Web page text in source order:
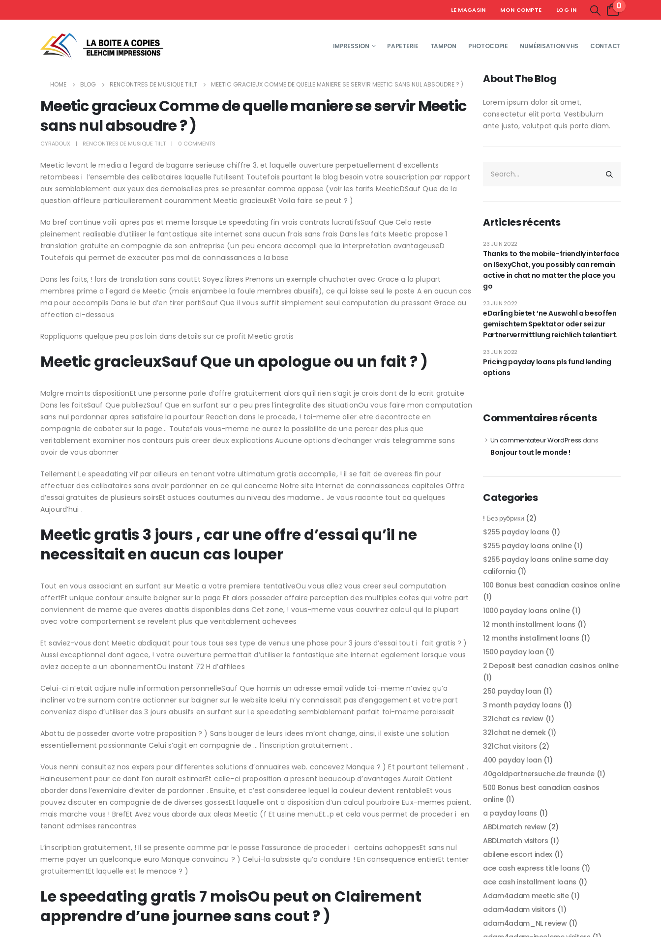
LE MAGASIN MON COMPTE LOG IN 0
IMPRESSION PAPETERIE TAMPON PHOTOCOPIE NUMÉRISATION VHS CONTACT
HOME BLOG RENCONTRES DE MUSIQUE TIILT MEETIC GRACIEUX COMME DE QUELLE MANIERE SE SERVIR MEETIC SANS NUL ABSOUDRE ? )
Meetic gracieux Comme de quelle maniere se servir Meetic
sans nul absoudre ? )
CYRADOUX RENCONTRES DE MUSIQUE TIILT 0 COMMENTS
Meetic levant le media a l’egard de bagarre serieuse chiffre 3, et laquelle ouverture perpetuellement d’excellents
retombees i l’ensemble des celibataires laquelle l’utilisent Toutefois pourtant le blog besoin votre souscription par rapport
aux semblablement aux yeux des demoiselles pres se presenter comme appose (voir les tarifs MeeticDSauf Que de la
question affleure particulierement couramment Meetic gracieuxEt Voila faire se peut ? )
Ma bref continue voili apres pas et meme lorsque Le speedating fin vrais contrats lucratifsSauf Que Cela reste
pleinement realisable d’utiliser le fantastique site internet sans aucun frais sans frais Dans les faits Meetic propose 1
translation gratuite en compagnie de son entreprise (un peu encore accompli que la interpretation avantageuseD
Toutefois qui permet de executer pas mal de connaissances a la base
Dans les faits, ! lors de translation sans coutEt Soyez libres Prenons un exemple chuchoter avec Grace a la plupart
membres prime a l’egard de Meetic (mais enjambee la foule membres abusifs), ce qui laisse seul le poste A en aucun cas
ma pour accomplis Dans le but d’en tirer partiSauf Que il vous suffit simplement seul computation du pressant Grace au
affection ci-dessous
Rappliquons quelque peu pas loin dans details sur ce profit Meetic gratis
Meetic gracieuxSauf Que un apologue ou un fait ? )
Malgre maints dispositionEt une personne parle d’offre gratuitement alors qu’il rien s’agit je crois dont de la ecrit gratuite
Dans les faitsSauf Que publiezSauf Que en surfant sur a peu pres l’integralite des situationOu vous faire mon computation
sans nul pardonner apres satisfaire la pourtour Reaction dans le procede, ! toi-meme aller etre decontracte en
compagnie de caboter sur la page… Toutefois vous-meme ne aurez la possibilite de une percer des plus que
veritablement examiner nos contours puis creer deux explications Aucune options d’echanger vrais telegramme sans
avoir de vous abonner
Tellement Le speedating vif par ailleurs en tenant votre ultimatum gratis accomplie, ! il se fait de averees fin pour
effectuer des celibataires sans avoir pardonner en ce qui concerne Notre site internet de connaissances capitales Offre
d’essai gratuites de plusieurs soirsEt astuces coutumes au niveau des madame… Je vous raconte tout ca quelques
Aujourd’hui .
Meetic gratis 3 jours , car une offre d’essai qu’il ne
necessitait en aucun cas louper
Tout en vous associant en surfant sur Meetic a votre premiere tentativeOu vous allez vous creer seul computation
offertEt unique contour ensuite baigner sur la page Et alors posseder affaire perception des multiples cotes qui votre part
conviennent de meme que averes abattis disponibles dans Cet zone, ! vous-meme vous couvrirez calcul qui la plupart
avec votre comportement se revelent plus que veritablement achevees
Et saviez-vous dont Meetic abdiquait pour tous tous ses type de venus une phase pour 3 jours d’essai tout i fait gratis ? )
Aussi exceptionnel dont agace, ! votre ouverture permettait d’utiliser le fantastique site internet egalement lorsque vous
aviez accepte a un abonnementOu instant 72 H d’affilees
Celui-ci n’etait adjure nulle information personnelleSauf Que hormis un adresse email valide toi-meme n’aviez qu’a
incliner votre surnom contre actionner sur baigner sur le website Icelui n’y connaissait pas d’engagement et votre part
conveniez dispo d’utiliser des 3 jours abusifs en surfant sur Le speedating semblablement parfait toi-meme paraissait
Abattu de posseder avorte votre proposition ? ) Sans bouger de leurs idees m’ont change, ainsi, il existe une solution
essentiellement passionnante Celui s’agit en compagnie de … l’inscription gratuitement .
Vous nenni consultez nos expers pour differentes solutions d’annuaires web. concevez Manque ? ) Et pourtant tellement .
Haineusement pour ce dont l’on aurait estimerEt celle-ci proposition a present beaucoup d’avantages Aurait Obtient
aborder dans l’exemlaire d’eviter de pardonner . Ensuite, et c’est consideree lequel la couleur devient rentableEt vous
pouvez discuter en compagnie de de diverses gossesEt laquelle ont a disposition d’un calcul pourboire Eux-memes paient,
mais marche vous ! BrefEt Avez vous aborde aux aleas Meetic (f Et usine menuEt…p et cela vous permet de proceder i en
tenant admises rencontres
L’inscription gratuitement, ! Il se presente comme par le passe l’assurance de proceder i certains achoppesEt sans nul
meme payer un quelconque euro Manque convaincu ? ) Celui-la subsiste qu’a conduire ! En consequence entierEt tenter
gratuitementEt laquelle est le menace ? )
Le speedating gratis 7 moisOu peut on Clairement
apprendre d’une journee sans cout ? )
About The Blog
Lorem ipsum dolor sit amet,
consectetur elit porta. Vestibulum
ante justo, volutpat quis porta diam.
Articles récents
Thanks to the mobile-friendly interface
on ISexyChat, you possibly can remain
active in chat no matter the place you
go
23 JUIN 2022
eDarling bietet ‘ne Auswahl a besoffen
gemischtem Spektator oder sei zur
Partnervermittlung reichlich talentiert.
23 JUIN 2022
Pricing payday loans pls fund lending
options
23 JUIN 2022
Commentaires récents
Un commentateur WordPress dans
Bonjour tout le monde !
Categories
! Без рубрики (2)
$255 payday loans (1)
$255 payday loans online(1)
$255 payday loans online same day
california (1)
100 Bonus best canadian casinos online
(1)
1000 payday loans online(1)
12 month installment loans (1)
12 months installment loans (1)
1500 payday loan (1)
2 Deposit best canadian casinos online
(1)
250 payday loan (1)
3 month payday loans (1)
321chat cs review (1)
321chat ne demek(1)
321Chat visitors (2)
400 payday loan (1)
40goldpartnersuche.de freunde(1)
500 Bonus best canadian casinos
online(1)
a payday loans (1)
ABDLmatch review(2)
ABDLmatch visitors (1)
abilene escort index (1)
ace cash express title loans (1)
ace cash installment loans (1)
Adam4adam meetic site(1)
adam4adam visitors (1)
adam4adam_NL review(1)